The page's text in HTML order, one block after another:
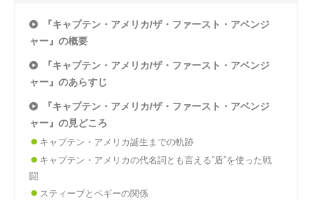
『キャプテン・アメリカ/ザ・ファースト・アベンジ
ャー』の概要
『キャプテン・アメリカ/ザ・ファースト・アベンジ
ャー』のあらすじ
『キャプテン・アメリカ/ザ・ファースト・アベンジ
ャー』の見どころ
キャプテン・アメリカ誕生までの軌跡
キャプテン・アメリカの代名詞とも言える”盾”を使った戦
闘
スティーブとペギーの関係